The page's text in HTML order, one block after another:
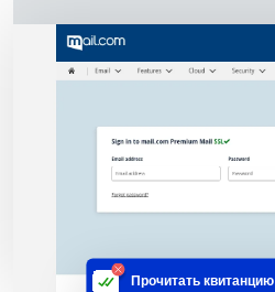
Прочитать квитанцию